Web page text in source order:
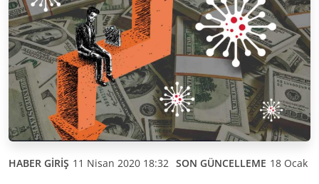
HABER GİRİŞ 11 Nisan 2020 18:32 SON GÜNCELLEME 18 Ocak